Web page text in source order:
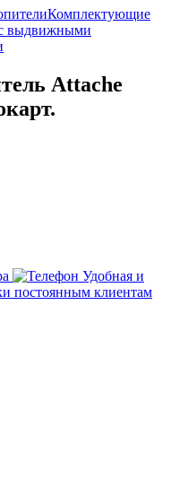
Комплектующие
выдвижными
Attache
Удобная и
постоянным клиентам